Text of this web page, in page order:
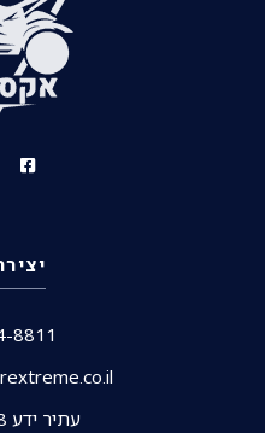
8811
עתיר ידע 18, כפר סבא